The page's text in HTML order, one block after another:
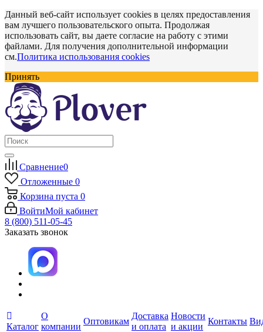
Данный веб-сайт использует cookies в целях предоставления
вам лучшего пользовательского опыта. Продолжая
использовать сайт, вы даете согласие на работу с этими
файлами. Для получения дополнительной информации
см.Политика использования cookies
Принять
Сравнение0
Отложенные 0
Корзина пуста 0
ВойтиМой кабинет
8 (800) 511-05-45
Заказать звонок
Каталог
О
компании
Оптовикам
Доставка
и оплата
Новости
и акции
Контакты